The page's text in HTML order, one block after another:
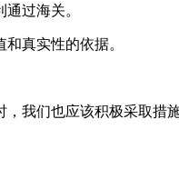
过海关。
真实性的依据。
我们也应该积极采取措